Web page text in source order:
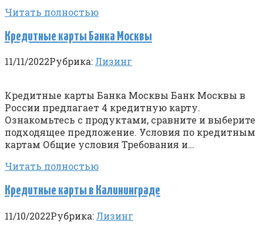
Читать полностью
Кредитные карты Банка Москвы
11/11/2022Рубрика:Лизинг
Кредитные карты Банка Москвы Банк Москвы в
России предлагает 4 кредитную карту.
Ознакомьтесь с продуктами, сравните и выберите
подходящее предложение. Условия по кредитным
картам Общие условия Требования и…
Читать полностью
Кредитные карты в Калининграде
11/10/2022Рубрика:Лизинг